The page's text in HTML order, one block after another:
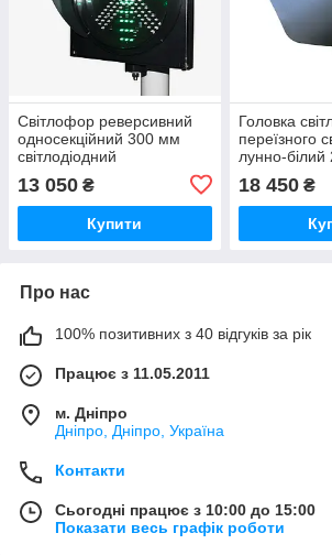
Світлофор реверсивний
односекційний 300 мм
світлодіодний
13 050 ₴
Купити
Головка
переїзного
лунно-
18 450₴
Про нас
100% позитивних з 40 відгуків за рік
Працює з 11.05.2011
м. Дніпро
Дніпро, Дніпро, Україна
Контакти
Сьогодні працює з 10:00 до 15:00
Показати весь графік роботи